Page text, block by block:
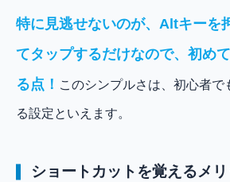
特に見逃せないのが、Altキーを
てタップするだけなので、初め
る点！ このシンプルさは、初心者で
る設定といえます。
ショートカットを覚えるメリ